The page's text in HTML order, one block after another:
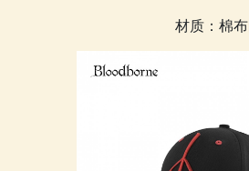
材质：棉